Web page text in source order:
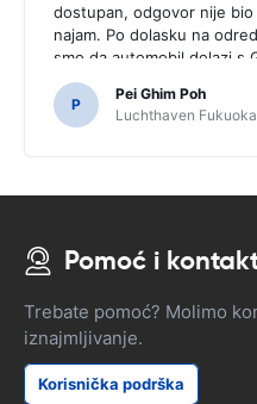
dostupan, odgovor nije
najam. Po dolasku na
smo da automobil dolazi s
om.rnrnBilo bi strašno da
kupiti GPS jer je bilo
kretanje japanskim cestama.
P
Pei Ghim Poh
Luchthaven Fukuoka
Pomoć i
Trebate pomoć? Molimo
iznajmljivanje.
Korisnička podrška